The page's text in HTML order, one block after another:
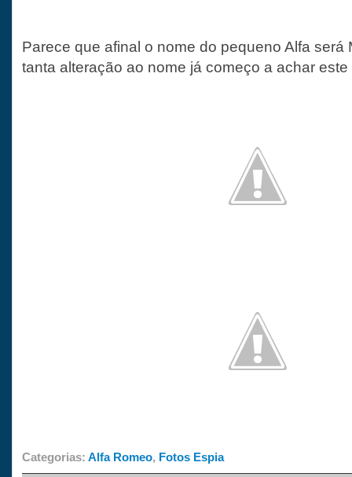
Parece que afinal o nome do pequeno Alfa será
tanta alteração ao nome já começo a achar este
Categorias: Alfa Romeo, Fotos Espia